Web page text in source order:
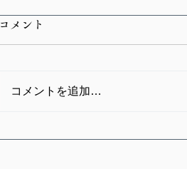
2025.8.16 TRIBUTE TO
コメント
コメントを追加…